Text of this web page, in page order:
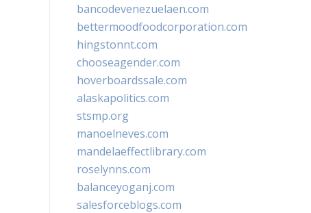
bancodevenezuelaen.com
bettermoodfoodcorporation.com
hingstonnt.com
chooseagender.com
hoverboardssale.com
alaskapolitics.com
stsmp.org
manoelneves.com
mandelaeffectlibrary.com
roselynns.com
balanceyoganj.com
salesforceblogs.com